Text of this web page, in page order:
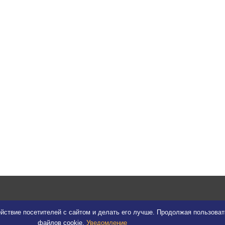
посетителей с сайтом и делать его лучше. Продолжая
файлов cookie. Уведомление